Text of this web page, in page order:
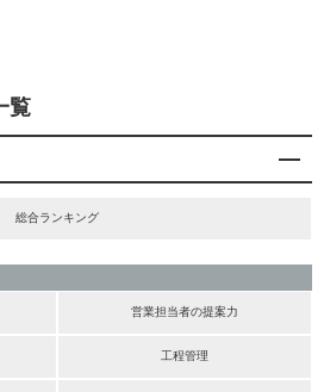
覧
総合ランキング
営業担当者の提案力
工程管理